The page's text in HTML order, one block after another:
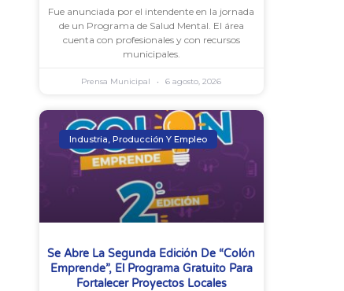
Fue anunciada por el intendente en la jornada
de un Programa de Salud Mental. El área
cuenta con profesionales y con recursos
municipales.
Prensa Municipal 6 agosto, 2026
Industria, Producción Y Empleo
Se Abre La Segunda Edición De “Colón
Emprende”, El Programa Gratuito Para
Fortalecer Proyectos Locales